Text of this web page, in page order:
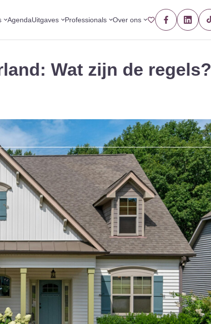
AgendaUitgaves Professionals Over ons
Wat zijn de regels?